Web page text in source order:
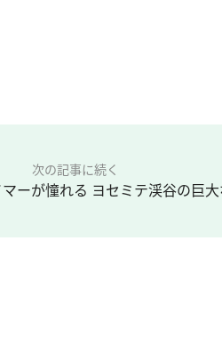
次の記事に続く
ーが憧れる ヨセミテ渓谷の巨